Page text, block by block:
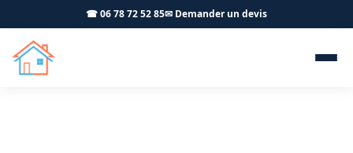
☎ 06 78 72 52 85✉ Demander un devis